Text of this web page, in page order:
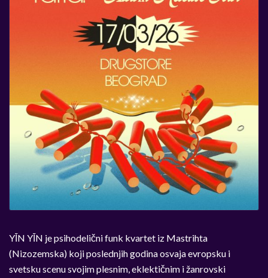
YĪN YĪN je psihodelični funk kvartet iz Mastrihta
(Nizozemska) koji poslednjih godina osvaja evropsku i
svetsku scenu svojim plesnim, eklektičnim i žanrovski